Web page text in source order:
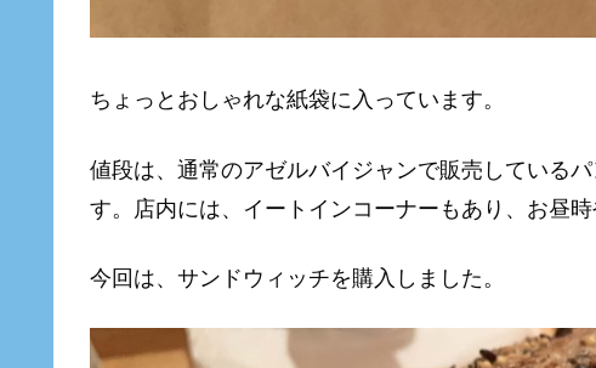
ちょっとおしゃれな紙袋に入っています。
値段は、通常のアゼルバイジャンで販売している
す。店内には、イートインコーナーもあり、お昼時
今回は、サンドウィッチを購入しました。